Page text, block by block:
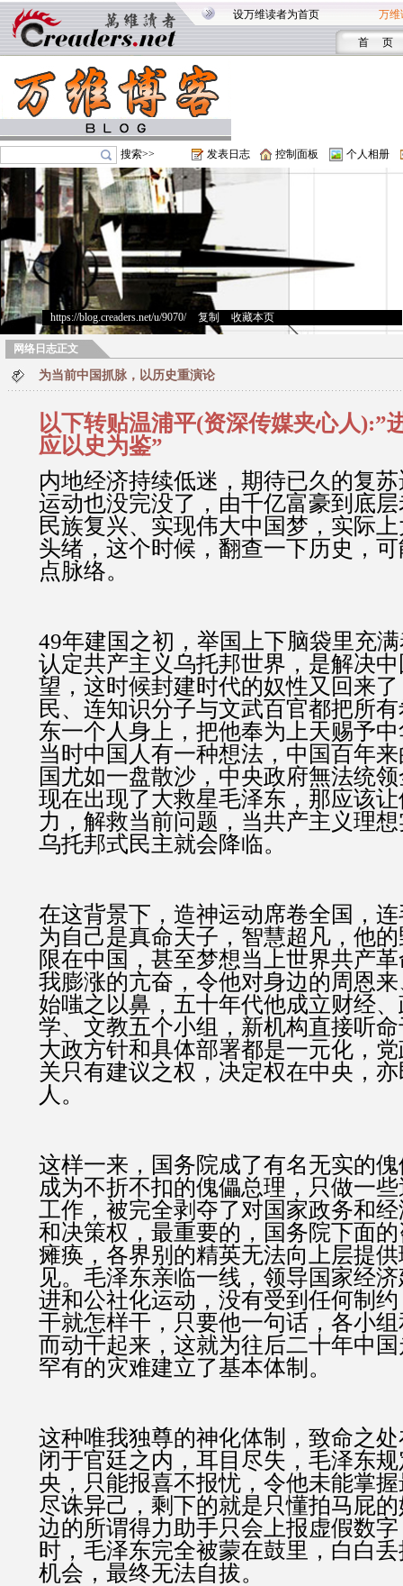
设万维读者为首页 万维
首 页
搜索>> 发表日志 控制面板 个人相册
https://blog.creaders.net/u/9070/> 复制 收藏本页
网络日志正文
为当前中国抓脉，以历史重演论
以下转贴温浦平(资深传媒夹心人
应以史为鉴”
内地经济持续低迷，期待已久的复
运动也没完没了，由千亿富豪到底
民族复兴、实现伟大中国梦，实际
头绪，这个时候，翻查一下历史，
点脉络。
49年建国之初，举国上下脑袋里充
认定共产主义乌托邦世界，是解决
望，这时候封建时代的奴性又回来
民、连知识分子与文武百官都把所
东一个人身上，把他奉为上天赐予
当时中国人有一种想法，中国百年
国尤如一盘散沙，中央政府無法统
现在出现了大救星毛泽东，那应该
力，解救当前问题，当共产主义理
乌托邦式民主就会降临。
在这背景下，造神运动席卷全国，
为自己是真命天子，智慧超凡，他
限在中国，甚至梦想当上世界共产
我膨涨的亢奋，令他对身边的周恩
始嗤之以鼻，五十年代他成立财经
学、文教五个小组，新机构直接听
大政方针和具体部署都是一元化，
关只有建议之权，决定权在中央，
人。
这样一来，国务院成了有名无实的
成为不折不扣的傀儡总理，只做一
工作，被完全剥夺了对国家政务和
和决策权，最重要的，国务院下面
瘫痪，各界别的精英无法向上层提
见。毛泽东亲临一线，领导国家经
进和公社化运动，没有受到任何制
干就怎样干，只要他一句话，各小
而动干起来，这就为往后二十年中
罕有的灾难建立了基本体制。
这种唯我独尊的神化体制，致命之
闭于官廷之内，耳目尽失，毛泽东
央，只能报喜不报忧，令他未能掌
尽诛异己，剩下的就是只懂拍马屁
边的所谓得力助手只会上报虚假数
时，毛泽东完全被蒙在鼓里，白白
机会，最终无法自拔。